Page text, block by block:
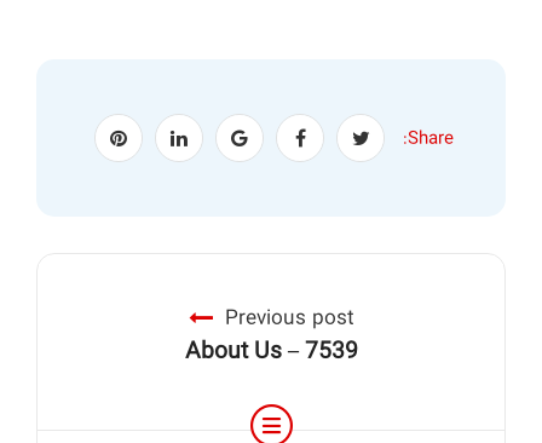
Share:
Previous post
About Us – 7539